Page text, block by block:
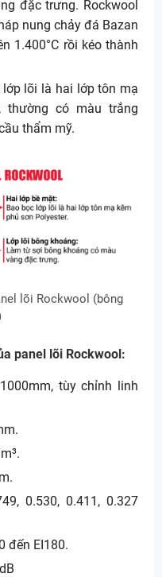
đặc trưng. Rockwool
nung chảy đá Bazan
1.400°C rồi kéo thành
lớp lõi là hai lớp tôn mạ
thường có màu trắng
thẩm mỹ.
lõi Rockwool (bông
panel lõi Rockwool:
1000mm, tùy chỉnh linh
0.530, 0.411, 0.327
đến EI180.